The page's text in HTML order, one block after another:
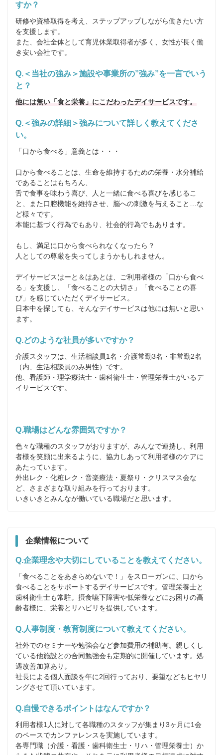
すか？
研修や資格取得を考え、ステップアップしながら働きたい方
を支援します。
また、会社全体として育児休業取得者が多く、女性が長く働
き安い会社です。
Q.＜当社の強み＞施設や事業所の”強み”を一言でいう
と？
他には無い「食と栄養」にこだわったデイサービスです。
Q.＜強みの詳細＞強みについて詳しく教えてくださ
い。
「口から食べる」意義とは・・・
口から食べることは、生命を維持するための栄養・水分補給
であることはもちろん、
舌で食事を味わう喜び、人と一緒に食べる喜びを感じるこ
と、また口腔機能を維持させ、脳への刺激を与えること…な
ど様々です。
本能に基づく行為でもあり、社会的行為でもあります。
もし、満足に口から食べられなくなったら？
人としての尊厳を失ってしまうかもしれません。
デイサービスはーと＆はあとは、ご利用者様の「口から食べ
る」を支援し、「食べることの大切さ」「食べることの喜
び」を感じていただくデイサービス。
日本中を探しても、そんなデイサービスは他には無いと思い
ます。
Q.どのような社員が多いですか？
介護スタッフは、生活相談員1名・介護常勤3名・非常勤2名
（内、生活相談員のみ男性）です。
他、看護師・理学療法士・歯科衛生士・管理栄養士がいるデ
イサービスです。
Q.職場はどんな雰囲気ですか？
色々な職種のスタッフがおりますが、みんなで連携し、利用
者様を笑顔に出来るように、協力しあって利用者様のケアに
あたっています。
外出レク・化粧レク・音楽療法・夏祭り・クリスマス会な
ど、さまざまな取り組みを行っております。
いきいきとみんなが働いている職場だと思います。
企業情報について
Q.企業理念や大切にしていることを教えてください。
「食べることをあきらめないで！」をスローガンに、口から
食べることをサポートするデイサービスです。管理栄養士と
歯科衛生士も常駐。摂食嚥下障害や低栄養などにお困りの高
齢者様に、栄養とリハビリを提供しています。
Q.人事制度・教育制度について教えてください。
社外でのセミナーや勉強会など参加費用の補助有。親しくし
ている他施設との合同勉強会も定期的に開催しています。処
遇改善加算あり。
社長による個人面談を年に2回行っており、要望などもヒヤリ
ングさせて頂いています。
Q.自慢できるポイントはなんですか？
利用者様1人に対して各職種のスタッフが集まり3ヶ月に1会
のペースでカンファレンスを実施しています。
各専門職（介護・看護・歯科衛生士・リハ・管理栄養士）か